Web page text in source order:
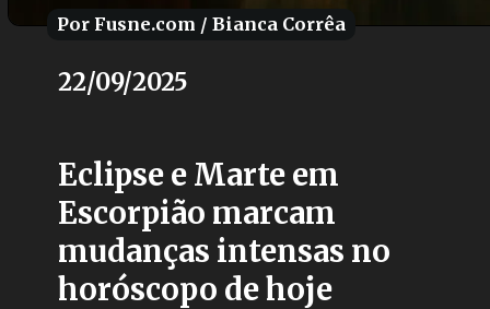
Eclipse e Marte em
Escorpião marcam
mudanças intensas no
horóscopo de hoje
Por Fusne.com / Bianca Corrêa
Por Fusne.com / Bianca Corrêa
22/09/2025